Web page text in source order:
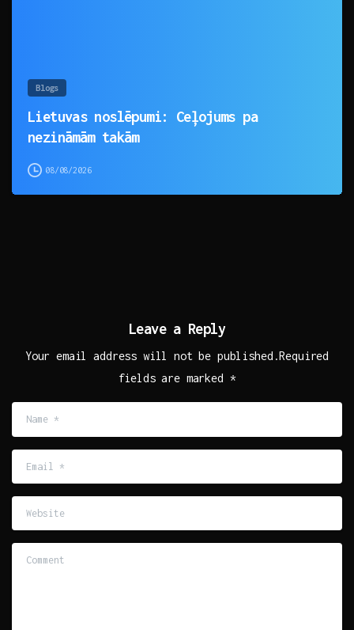
Blogs
Lietuvas noslēpumi: Ceļojums pa
nezināmām takām
08/08/2026
Leave a Reply
Your email address will not be published.Required
fields are marked *
*
Website